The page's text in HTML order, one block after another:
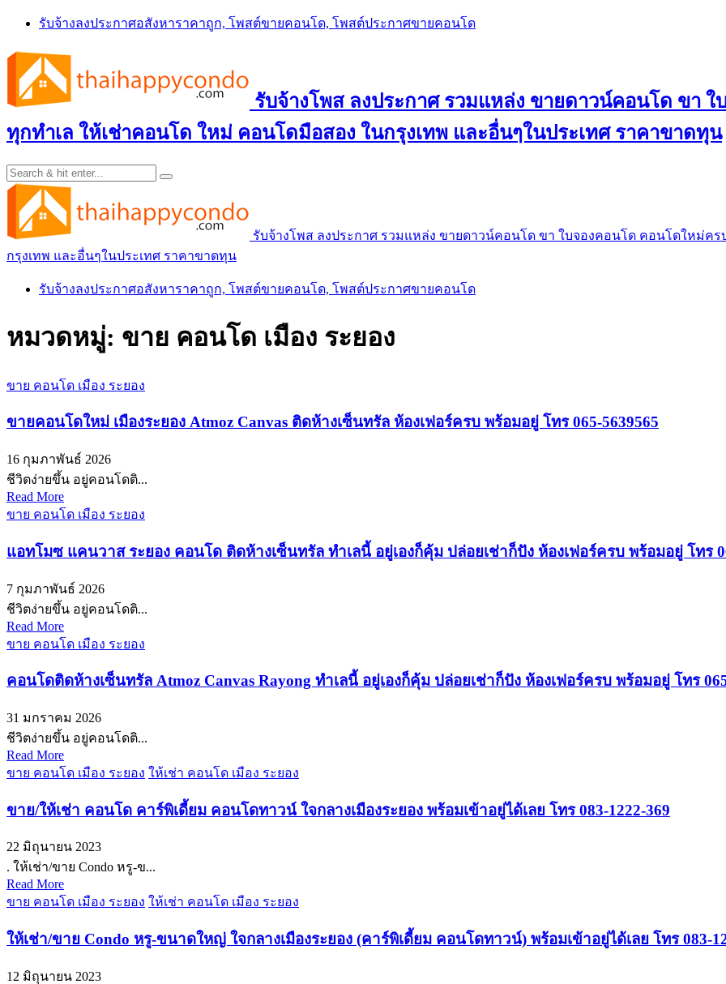
Skip
content
รับจ้างลงประกาศอสังหาราคาถูก, โพสต์ขายคอนโด, โพสต์ประกาศขายคอนโด
รับจ้างโพส ลงประกาศ รวมแหล่ง ขายดาวน์คอนโด ขา
ทุกทำเล ให้เช่าคอนโด ใหม่ คอนโดมือสอง ในกรุงเทพ และอื่นๆในประเทศ ราคาขาดทุน
รับจ้างโพส ลงประกาศ รวมแหล่ง ขายดาวน์คอนโด ขา ใบจองคอนโด คอนโดใหม่ค
กรุงเทพ และอื่นๆในประเทศ ราคาขาดทุน
รับจ้างลงประกาศอสังหาราคาถูก, โพสต์ขายคอนโด, โพสต์ประกาศขายคอนโด
หมวดหมู่: ขาย คอนโด เมือง ระยอง
ขาย คอนโด เมือง ระยอง
ขายคอนโดใหม่ เมืองระยอง Atmoz Canvas ติดห้างเซ็นทรัล ห้องเฟอร์ครบ พร้อมอยู่ โทร 065-5639565
16 กุมภาพันธ์ 2026
ชีวิตง่ายขึ้น อยู่คอนโดติ...
Read More
ขาย คอนโด เมือง ระยอง
แอทโมซ แคนวาส ระยอง คอนโด ติดห้างเซ็นทรัล ทำเลนี้ อยู่เองก็คุ้ม ปล่อยเช่าก็ปัง ห้องเฟอร์ครบ พร้อมอยู่ โทร
7 กุมภาพันธ์ 2026
ชีวิตง่ายขึ้น อยู่คอนโดติ...
Read More
ขาย คอนโด เมือง ระยอง
คอนโดติดห้างเซ็นทรัล Atmoz Canvas Rayong ทำเลนี้ อยู่เองก็คุ้ม ปล่อยเช่าก็ปัง ห้องเฟอร์ครบ พร้อมอยู่ โทร
31 มกราคม 2026
ชีวิตง่ายขึ้น อยู่คอนโดติ...
Read More
ขาย คอนโด เมือง ระยอง ให้เช่า คอนโด เมือง ระยอง
ขาย/ให้เช่า คอนโด คาร์พิเดี้ยม คอนโดทาวน์ ใจกลางเมืองระยอง พร้อมเข้าอยู่ได้เลย โทร 083-1222-369
22 มิถุนายน 2023
. ให้เช่า/ขาย Condo หรู-ข...
Read More
ขาย คอนโด เมือง ระยอง ให้เช่า คอนโด เมือง ระยอง
ให้เช่า/ขาย Condo หรู-ขนาดใหญ่ ใจกลางเมืองระยอง (คาร์พิเดี้ยม คอนโดทาวน์) พร้อมเข้าอยู่ได้เลย โทร 083-
12 มิถุนายน 2023